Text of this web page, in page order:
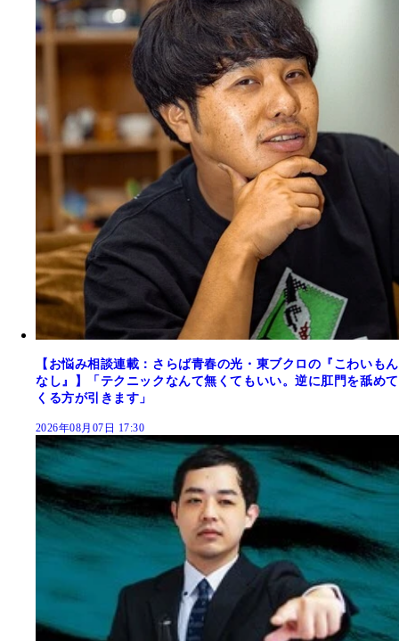
【お悩み相談連載：さらば青春の光・東ブクロの『こわいもん
なし』】「テクニックなんて無くてもいい。逆に肛門を舐めて
くる方が引きます」
2026年08月07日 17:30